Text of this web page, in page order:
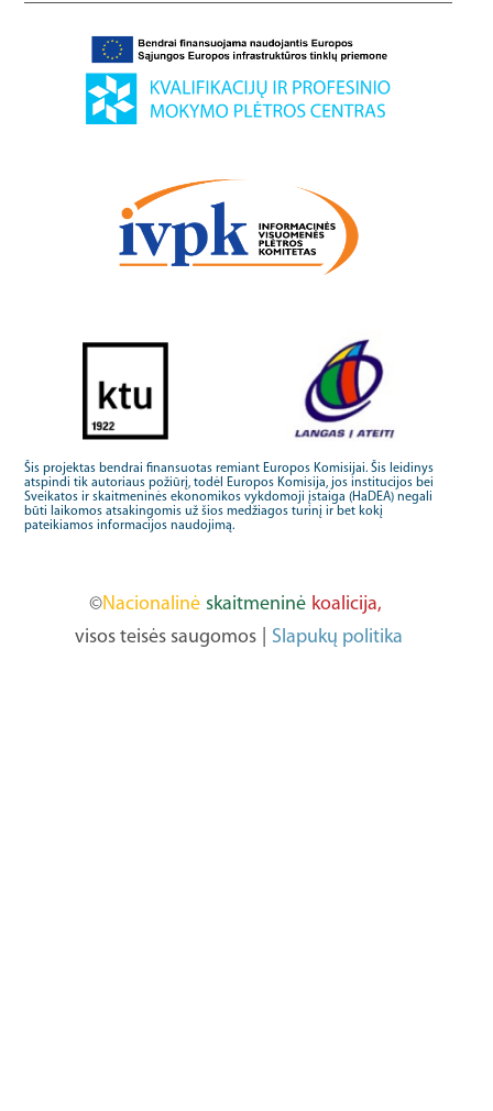
Šis projektas bendrai finansuotas remiant Europos Komisijai. Šis leidinys
atspindi tik autoriaus požiūrį, todėl Europos Komisija, jos institucijos bei
Sveikatos ir skaitmeninės ekonomikos vykdomoji įstaiga (HaDEA) negali
būti laikomos atsakingomis už šios medžiagos turinį ir bet kokį
pateikiamos informacijos naudojimą.
©Nacionalinė skaitmeninė koalicija,
visos teisės saugomos
Slapukų politika